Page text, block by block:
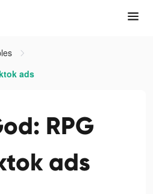
ads
RPG
ads